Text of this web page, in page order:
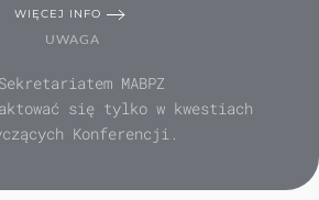
WIĘCEJ INFO
UWAGA
MABPZ
się tylko w kwestiach
Konferencji.